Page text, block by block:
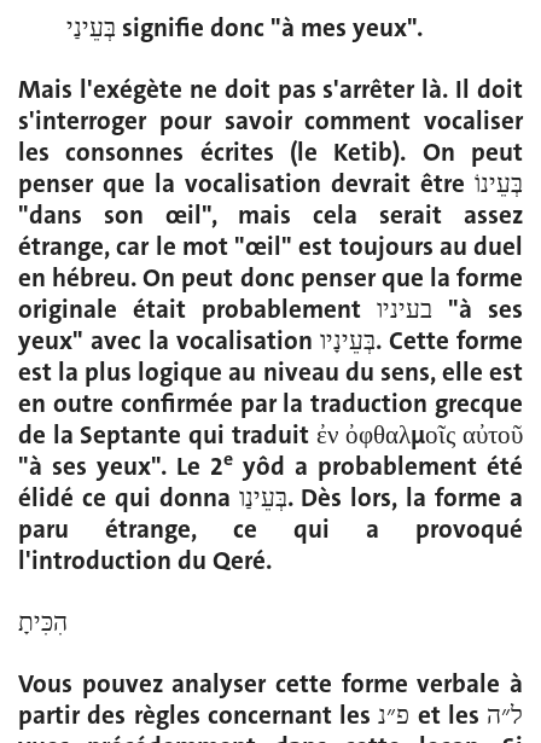
בְּעֵינַי signifie donc "à mes yeux".
Mais l'exégète ne doit pas s'arrêter là. Il doit
s'interroger pour savoir comment vocaliser
les consonnes écrites (le Ketib). On peut
penser que la vocalisation devrait être בְּעֵינוֹ
"dans son œil", mais cela serait assez
étrange, car le mot "œil" est toujours au duel
en hébreu. On peut donc penser que la forme
originale était probablement בעיניו "à ses
yeux" avec la vocalisation בְּעֵינָיו. Cette forme
est la plus logique au niveau du sens, elle est
en outre confirmée par la traduction grecque
de la Septante qui traduit ἐν ὀφθαλμοῖς αὐτοῦ
"à ses yeux". Le 2e yôd a probablement été
élidé ce qui donna בְּעֵינַו. Dès lors, la forme a
paru étrange, ce qui a provoqué
l'introduction du Qeré.
הִכִּיתָ
Vous pouvez analyser cette forme verbale à
partir des règles concernant les פ״נ et les ל״ה